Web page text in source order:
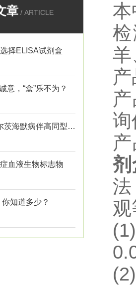
章 / ARTICLE
择ELISA试剂盒
意，“盒”乐不为？
*12治疗对老年阿尔茨海默病伴高同型半胱胺酸血症患者血清炎性因子
血液生物标志物
知道多少？
本
羊
询
剂
(1)
(2)